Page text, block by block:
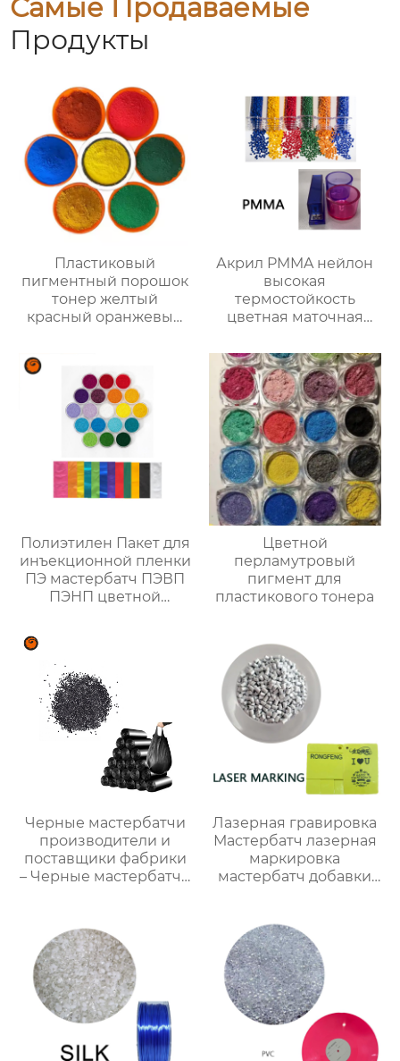
Самые Продаваемые
Продукты
Пластиковый
пигментный порошок
тонер желтый
красный оранжевый
синий коричневый
цвет
Акрил PMMA нейлон
высокая
термостойкость
цветная маточная
окраска
Полиэтилен Пакет для
инъекционной пленки
ПЭ мастербатч ПЭВП
ПЭНП цветной
Цветной
перламутровый
пигмент для
пластикового тонера
Черные мастербатчи
производители и
поставщики фабрики
– Черные мастербатчи
Лазерная гравировка
Мастербатч лазерная
маркировка
мастербатч добавки